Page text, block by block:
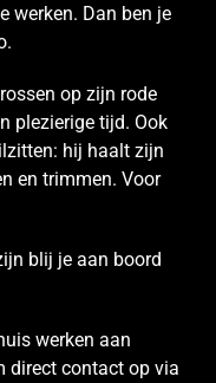
werken. Dan ben je
op zijn rode
plezierige tijd. Ook
hij haalt zijn
en trimmen. Voor
blij je aan boord
werken aan
direct contact op via